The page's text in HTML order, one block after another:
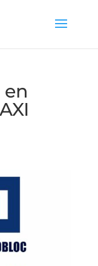
en